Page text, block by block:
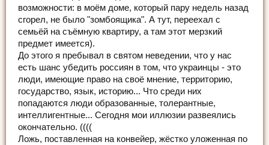
возможности: в моём доме, который пару недель назад
сгорел, не было "зомбоящика". А тут, переехал с
семьёй на съёмную квартиру, а там этот мерзкий
предмет имеется).
До этого я пребывал в святом неведении, что у нас
есть шанс убедить россиян в том, что украинцы - это
люди, имеющие право на своё мнение, территорию,
государство, язык, историю... Что среди них
попадаются люди образованные, толерантные,
интеллигентные... Сегодня мои иллюзии развеялись
окончательно. ((((
Ложь, поставленная на конвейер, жёстко уложенная по